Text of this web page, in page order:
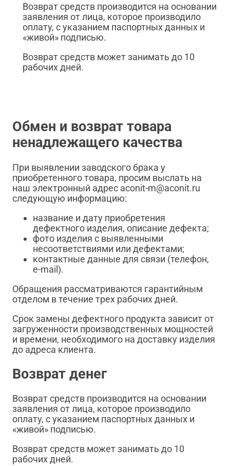
Возврат средств производится на основании
заявления от лица, которое производило
оплату, с указанием паспортных данных и
«живой» подписью.
Возврат средств может занимать до 10
рабочих дней.
Обмен и возврат товара
ненадлежащего качества
При выявлении заводского брака у
приобретенного товара, просим выслать на
наш электронный адрес aconit-m@aconit.ru
следующую информацию:
название и дату приобретения
дефектного изделия, описание дефекта;
фото изделия с выявленными
несоответствиями или дефектами;
контактные данные для связи (телефон,
e-mail).
Обращения рассматриваются гарантийным
отделом в течение трех рабочих дней.
Срок замены дефектного продукта зависит от
загруженности производственных мощностей
и времени, необходимого на доставку изделия
до адреса клиента.
Возврат денег
Возврат средств производится на основании
заявления от лица, которое производило
оплату, с указанием паспортных данных и
«живой» подписью.
Возврат средств может занимать до 10
рабочих дней.